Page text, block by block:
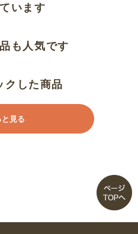
しい
います
も人気です
クした商品
と見る